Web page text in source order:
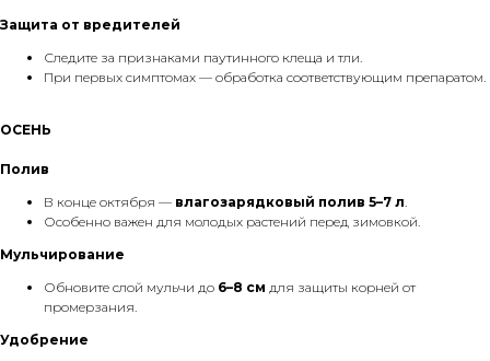
Защита от вредителей
Следите за признаками паутинного клеща и тли.
При первых симптомах — обработка соответствующим препаратом.
ОСЕНЬ
Полив
В конце октября — влагозарядковый полив 5–7 л.
Особенно важен для молодых растений перед зимовкой.
Мульчирование
Обновите слой мульчи до 6–8 см для защиты корней от
промерзания.
Удобрение